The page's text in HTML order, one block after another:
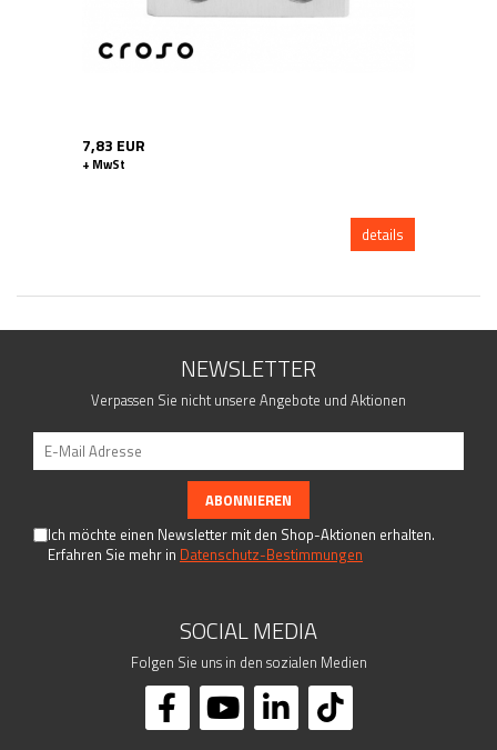
7,83 EUR
+ MwSt
details
NEWSLETTER
Verpassen Sie nicht unsere Angebote und Aktionen
Ich möchte einen Newsletter mit den Shop-Aktionen erhalten.
Erfahren Sie mehr in Datenschutz-Bestimmungen
SOCIAL MEDIA
Folgen Sie uns in den sozialen Medien